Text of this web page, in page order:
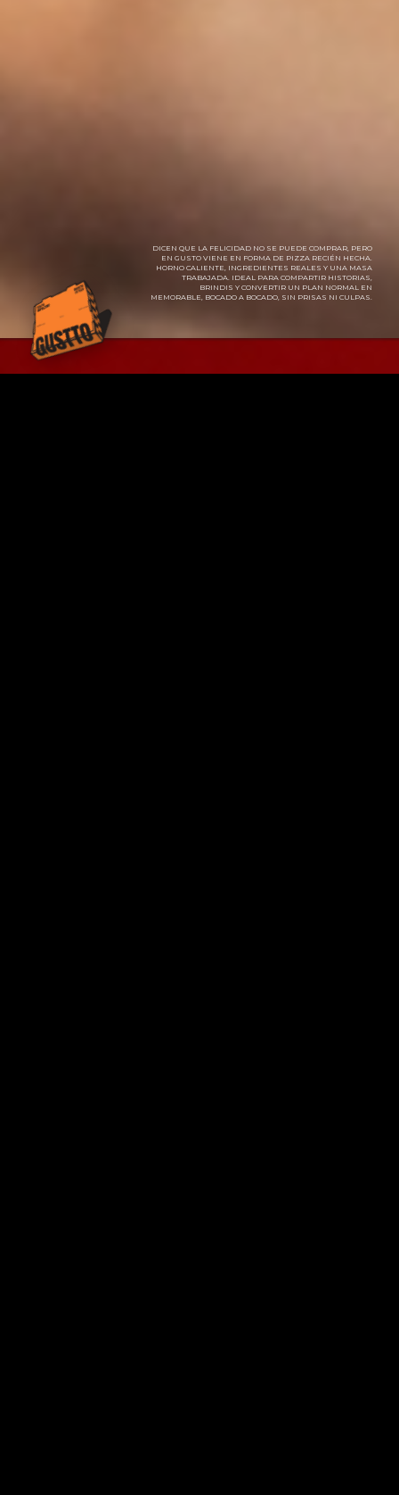
DICEN QUE LA FELICIDAD NO SE PUEDE COMPRAR, PERO
EN GUSTO VIENE EN FORMA DE PIZZA RECIÉN HECHA.
HORNO CALIENTE, INGREDIENTES REALES Y UNA MASA
TRABAJADA. IDEAL PARA COMPARTIR HISTORIAS,
BRINDIS Y CONVERTIR UN PLAN NORMAL EN
MEMORABLE, BOCADO A BOCADO, SIN PRISAS NI CULPAS.